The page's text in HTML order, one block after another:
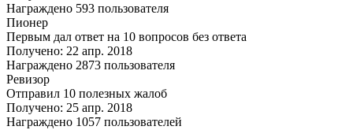
Награждено 593 пользователя
Пионер
Первым дал ответ на 10 вопросов без ответа
Получено: 22 апр. 2018
Награждено 2873 пользователя
Ревизор
Отправил 10 полезных жалоб
Получено: 25 апр. 2018
Награждено 1057 пользователей